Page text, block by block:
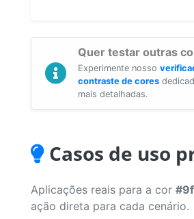
Quer testar outras
Experimente nosso
contraste de cores
mais detalhadas.
Casos de uso
Aplicações reais para a cor
ação direta para cada cenário.